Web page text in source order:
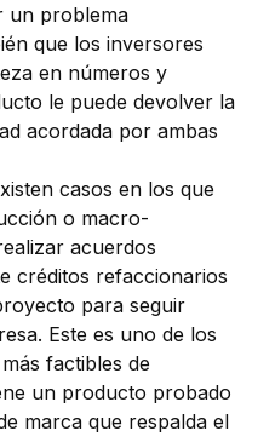
un problema
que los inversores
en números y
le puede devolver la
acordada por ambas
casos en los que
o macro-
acuerdos
créditos refaccionarios
para seguir
Este es uno de los
factibles de
un producto probado
marca que respalda el